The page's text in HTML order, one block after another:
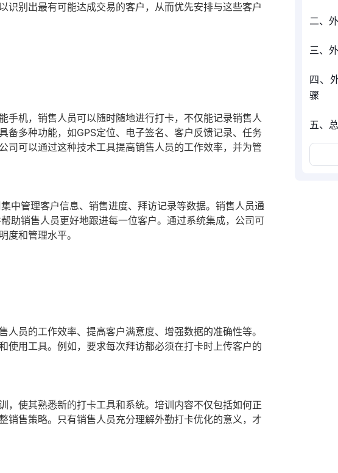
别出最有可能达成交易的客户，从而优先安排与这些客户
手机，销售人员可以随时随地进行打卡，不仅能记录销售人
备多种功能，如GPS定位、电子签名、客户反馈记录、任务
司可以通过这种技术工具提高销售人员的工作效率，并为管
中管理客户信息、销售进度、拜访记录等数据。销售人员通
助销售人员更好地跟进每一位客户。通过系统集成，公司可
度和管理水平。
员的工作效率、提高客户满意度、增强数据的准确性等。
使用工具。例如，要求每次拜访都必须在打卡时上传客户的
，使其熟悉新的打卡工具和系统。培训内容不仅包括如何正
销售策略。只有销售人员充分理解外勤打卡优化的意义，才
二、
三、
四、
骤
五、